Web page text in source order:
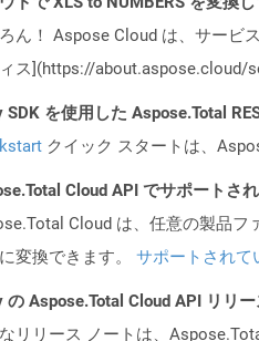
ん！ Aspose Cloud は、サービ
ス](https://about.aspose.cloud/
SDK を使用した Aspose.Total
クイック スタートは、
Cloud API でサポートさ
Cloud は、任意の製品フ
変換できます。 サポートされて
の Aspose.Total Cloud API リリ
リリース ノートは、